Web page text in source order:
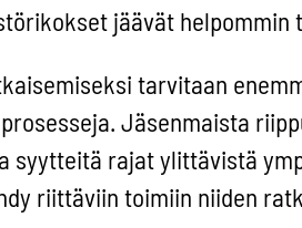
jäävät
tarvitaan
Jäsenmaista
syytteitä rajat ylittävistä
riittäviin toimiin niiden